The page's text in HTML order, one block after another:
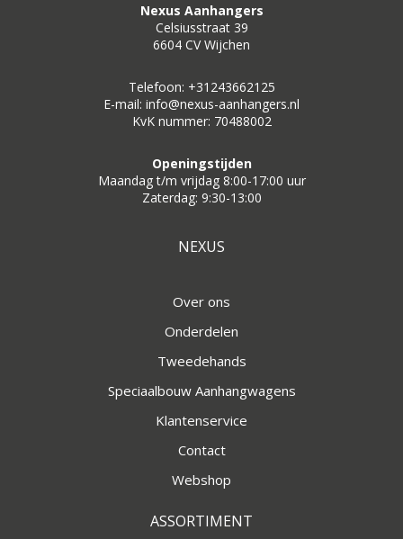
Nexus Aanhangers
Celsiusstraat 39
6604 CV Wijchen
Telefoon: +31243662125
E-mail: info@nexus-aanhangers.nl
KvK nummer: 70488002
Openingstijden
Maandag t/m vrijdag 8:00-17:00 uur
Zaterdag: 9:30-13:00
NEXUS
Over ons
Onderdelen
Tweedehands
Speciaalbouw Aanhangwagens
Klantenservice
Contact
Webshop
ASSORTIMENT